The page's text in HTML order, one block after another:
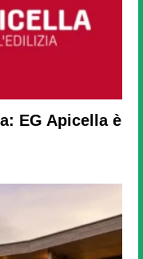
EG Apicella è